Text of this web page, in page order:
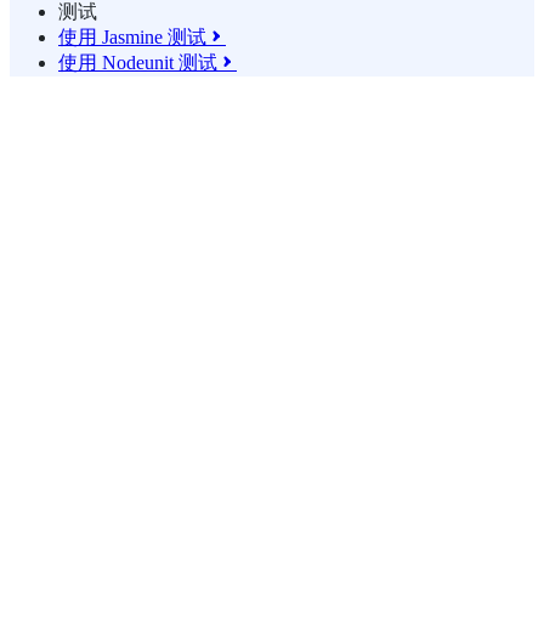
测试
使用 Jasmine 测试 
使用 Nodeunit 测试 